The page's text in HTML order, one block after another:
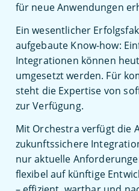
für neue Anwendungen
Ein wesentlicher
aufgebaute Know-how:
Integrationen können
umgesetzt werden. Für
steht die Expertise von
zur Verfügung.
Mit Orchestra verfügt die
zukunftssichere
nur aktuelle
flexibel auf künftige